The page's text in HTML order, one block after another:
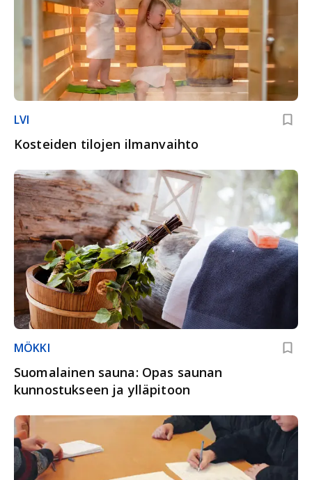
LVI
Kosteiden tilojen ilmanvaihto
MÖKKI
Suomalainen sauna: Opas saunan
kunnostukseen ja ylläpitoon